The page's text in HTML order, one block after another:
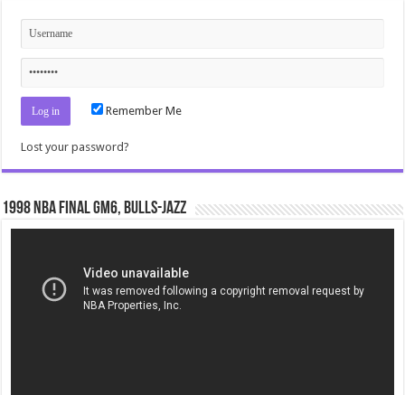
Remember Me
Lost your password?
1998 NBA Final gm6, Bulls-Jazz